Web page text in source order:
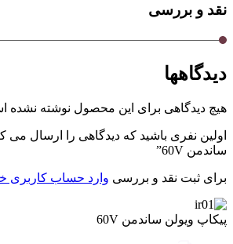
نقد و بررسی
دیدگاهها
هیچ دیدگاهی برای این محصول نوشته نشده
اولین نفری باشید که دیدگاهی را ارسال می
ساندمن 60V”
برای ثبت نقد و بررسی وارد حساب کاربری
پیکاپ ویولن ساندمن 60V